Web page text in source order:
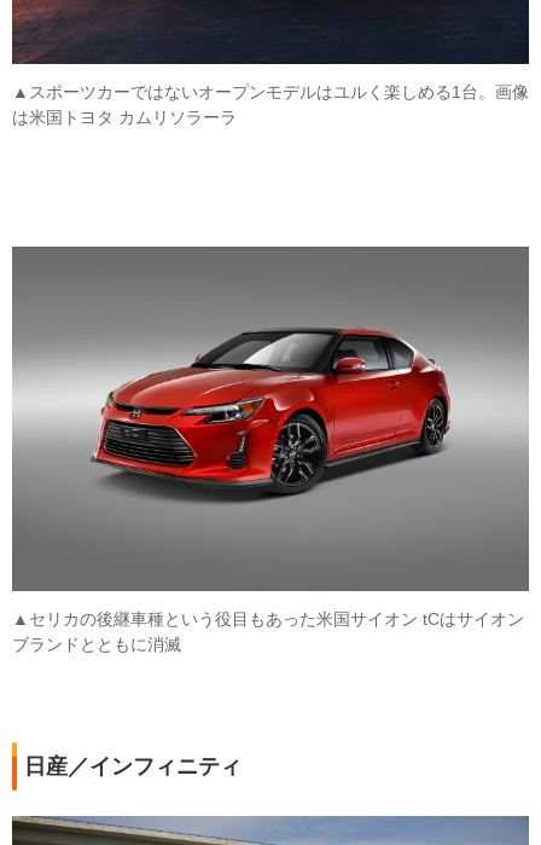
▲スポーツカーではないオープンモデルはユルく楽しめる1台。画像
は米国トヨタ カムリソラーラ
▲セリカの後継車種という役目もあった米国サイオン tCはサイオン
ブランドとともに消滅
日産／インフィニティ